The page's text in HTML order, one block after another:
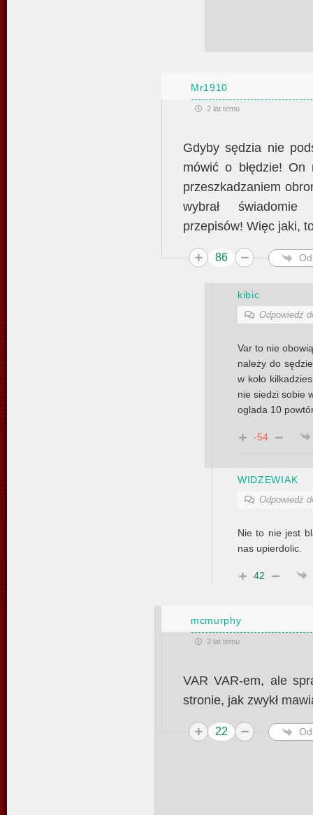
Mr1910
2 lat temu
Gdyby sędzia nie
mówić o błędzie! On
przeszkadzaniem
wybrał świadomie
przepisów! Więc jaki,
86
kibic
Odpowiedź
Var to nie
należy do
w koło
nie siedzi sobie
oglada 10
-54
WIDZEWIAK
Odpowiedź
Nie to nie jest
nas upierdolic.
42
mcmurphy
2 lat temu
VAR VAR-em, ale
stronie, jak zwykł
22